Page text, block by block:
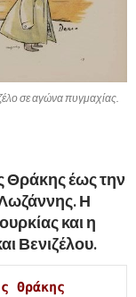
σε αγώνα πυγμαχίας.
Θράκης έως την
Η
και η
Βενιζέλου.
Θράκης